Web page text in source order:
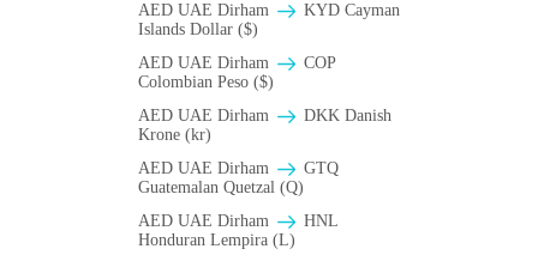
AED UAE Dirham
KYD Cayman
Islands Dollar ($)
AED UAE Dirham
COP
Colombian Peso ($)
AED UAE Dirham
DKK Danish
Krone (kr)
AED UAE Dirham
GTQ
Guatemalan Quetzal (Q)
AED UAE Dirham
HNL
Honduran Lempira (L)